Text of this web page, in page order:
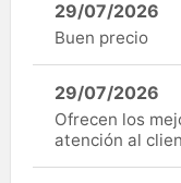
29/07/2026
Buen precio
29/07/2026
Ofrecen los
atención al